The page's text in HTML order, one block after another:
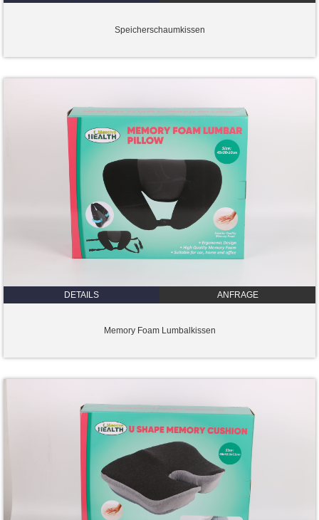
Speicherschaumkissen
DETAILS ANFRAGE
Memory Foam Lumbalkissen